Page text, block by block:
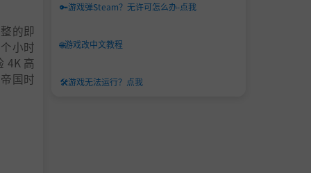
的即
小时
4K 高
国时
🔑游戏弹Steam？无许可怎么办-点我
🌐游戏改中文教程
🛠️游戏无法运行？点我